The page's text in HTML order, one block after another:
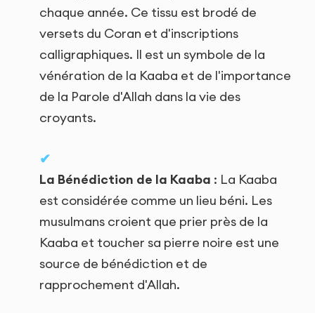
chaque année. Ce tissu est brodé de
versets du Coran et d'inscriptions
calligraphiques. Il est un symbole de la
vénération de la Kaaba et de l'importance
de la Parole d'Allah dans la vie des
croyants.
La Bénédiction de la Kaaba : La Kaaba
est considérée comme un lieu béni. Les
musulmans croient que prier près de la
Kaaba et toucher sa pierre noire est une
source de bénédiction et de
rapprochement d'Allah.